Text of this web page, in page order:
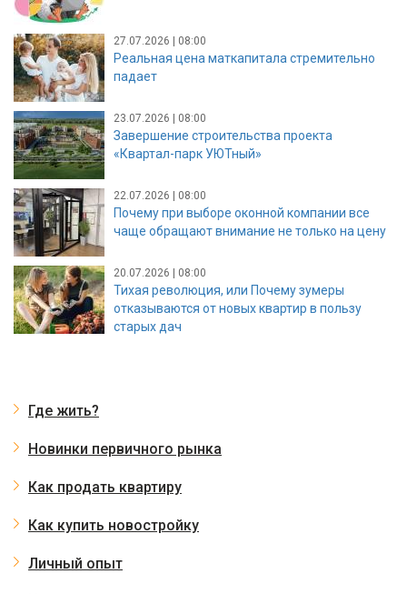
27.07.2026 | 08:00
Реальная цена маткапитала стремительно
падает
23.07.2026 | 08:00
Завершение строительства проекта
«Квартал-парк УЮТный»
22.07.2026 | 08:00
Почему при выборе оконной компании все
чаще обращают внимание не только на цену
20.07.2026 | 08:00
Тихая революция, или Почему зумеры
отказываются от новых квартир в пользу
старых дач
Где жить?
Новинки первичного рынка
Как продать квартиру
Как купить новостройку
Личный опыт